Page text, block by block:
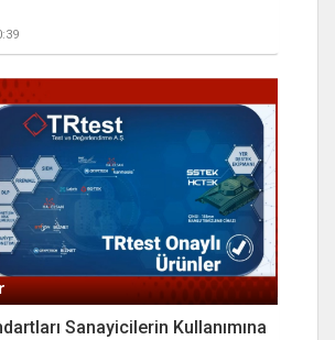
Sanayicilerin Kullanımına